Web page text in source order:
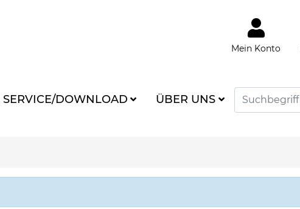
Mein Konto
SERVICE/DOWNLOAD ÜBER UNS